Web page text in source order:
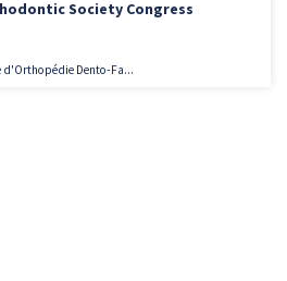
Society Congress
d'Orthopédie Dento-Fa...